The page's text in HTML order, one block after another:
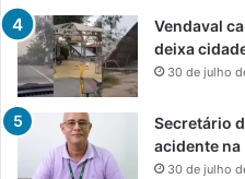
Vendaval
deixa
30 de julho
Secretário
acidente na
30 de julho